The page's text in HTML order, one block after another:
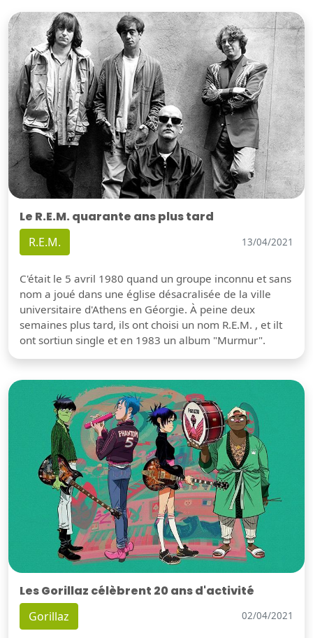
Le R.E.M. quarante ans plus tard
R.E.M. 13/04/2021
C'était le 5 avril 1980 quand un groupe inconnu et sans
nom a joué dans une église désacralisée de la ville
universitaire d'Athens en Géorgie. À peine deux
semaines plus tard, ils ont choisi un nom R.E.M. , et ilt
ont sortiun single et en 1983 un album "Murmur".
Les Gorillaz célèbrent 20 ans d'activité
Gorillaz 02/04/2021